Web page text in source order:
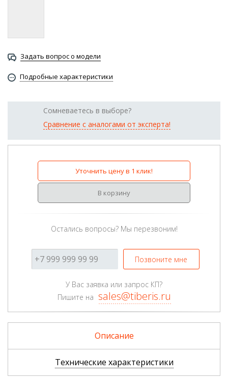
Задать вопрос о модели
Подробные характеристики
Сомневаетесь в выборе?
Сравнение с аналогами от эксперта!
Уточнить цену в 1 клик!
В корзину
Остались вопросы? Мы перезвоним!
Позвоните мне
У Вас заявка или запрос КП?
Пишите на sales@tiberis.ru
Описание
Технические характеристики